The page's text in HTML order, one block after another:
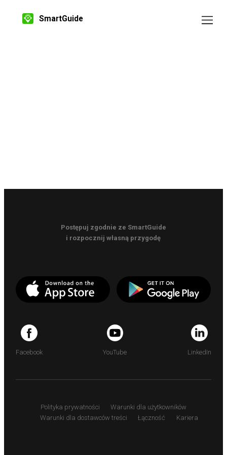
SmartGuide
Postępuj zgodnie ze SmartGuide
i rozpocznij własną przygodę
Facebook YouTube LinkedIn
Polityka prywatności
Warunki dla użytkowników
Warunki dla dostawców treści
Łączność Kariera